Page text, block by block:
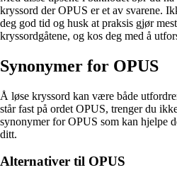
kryssord der OPUS er et av svarene.
deg god tid og husk at praksis gjør
kryssordgåtene, og kos deg med å
Synonymer for OPUS
Å løse kryssord kan være både
står fast på ordet OPUS, trenger du
synonymer for OPUS som kan hjelpe
ditt.
Alternativer til OPUS